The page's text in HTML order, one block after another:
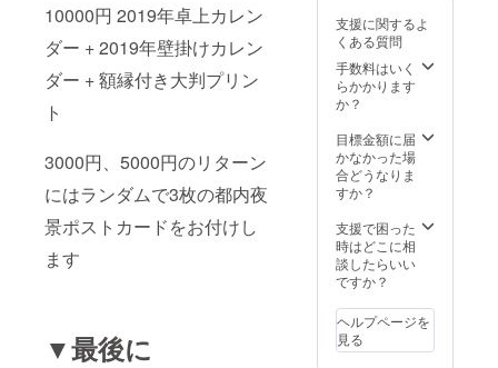
10000円 2019年卓上カレン
ダー + 2019年壁掛けカレン
ダー + 額縁付き大判プリン
ト
3000円、5000円のリターン
にはランダムで3枚の都内夜
景ポストカードをお付けし
ます
▼最後に
支援に関するよ
くある質問
手数料はいく
らかかります
か？
目標金額に届
かなかった場
合どうなりま
すか？
支援で困った
時はどこに相
談したらいい
ですか？
ヘルプページを
見る